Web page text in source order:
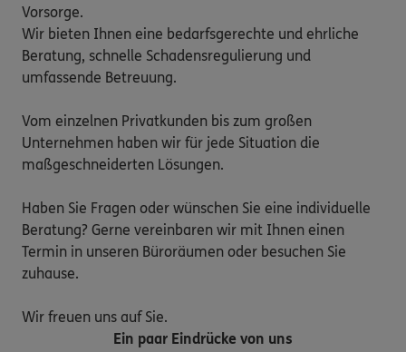
Vorsorge.
Wir bieten Ihnen eine bedarfsgerechte und ehrliche
Beratung, schnelle Schadensregulierung und
umfassende Betreuung.
Vom einzelnen Privatkunden bis zum großen
Unternehmen haben wir für jede Situation die
maßgeschneiderten Lösungen.
Haben Sie Fragen oder wünschen Sie eine individuelle
Beratung? Gerne vereinbaren wir mit Ihnen einen
Termin in unseren Büroräumen oder besuchen Sie
zuhause.
Wir freuen uns auf Sie.
Ein paar Eindrücke von uns